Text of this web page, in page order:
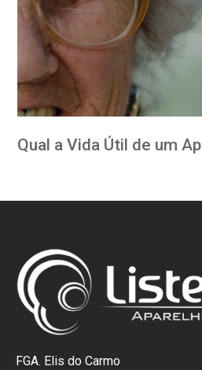
Qual a Vida Útil de um
FGA. Elis do Carmo